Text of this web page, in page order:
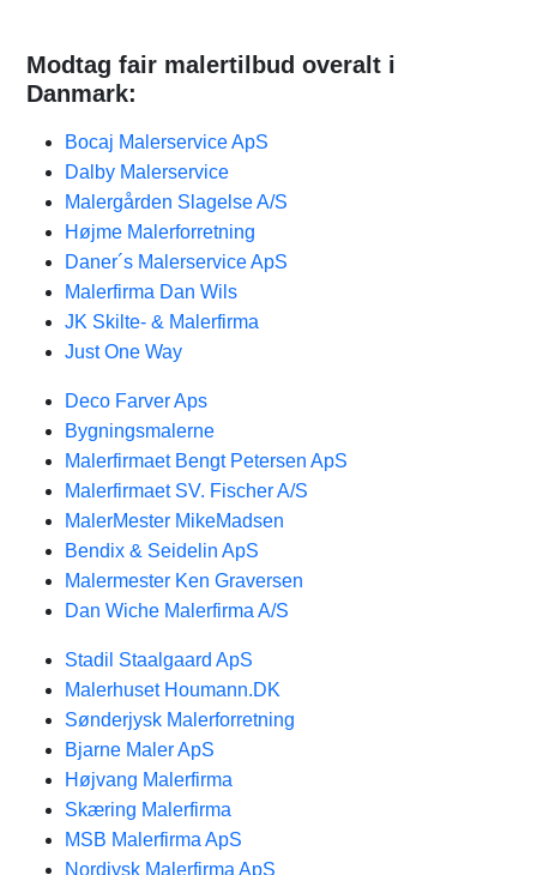
Modtag fair malertilbud overalt i
Danmark:
Bocaj Malerservice ApS
Dalby Malerservice
Malergården Slagelse A/S
Højme Malerforretning
Daner´s Malerservice ApS
Malerfirma Dan Wils
JK Skilte- & Malerfirma
Just One Way
Deco Farver Aps
Bygningsmalerne
Malerfirmaet Bengt Petersen ApS
Malerfirmaet SV. Fischer A/S
MalerMester MikeMadsen
Bendix & Seidelin ApS
Malermester Ken Graversen
Dan Wiche Malerfirma A/S
Stadil Staalgaard ApS
Malerhuset Houmann.DK
Sønderjysk Malerforretning
Bjarne Maler ApS
Højvang Malerfirma
Skæring Malerfirma
MSB Malerfirma ApS
Nordjysk Malerfirma ApS